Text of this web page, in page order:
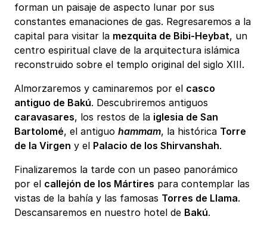
forman un paisaje de aspecto lunar por sus
constantes emanaciones de gas. Regresaremos a la
capital para visitar la mezquita de Bibi-Heybat, un
centro espiritual clave de la arquitectura islámica
reconstruido sobre el templo original del siglo XIII.
Almorzaremos y caminaremos por el casco
antiguo de Bakú. Descubriremos antiguos
caravasares, los restos de la iglesia de San
Bartolomé, el antiguo hammam, la histórica Torre
de la Virgen y el Palacio de los Shirvanshah.
Finalizaremos la tarde con un paseo panorámico
por el callejón de los Mártires para contemplar las
vistas de la bahía y las famosas Torres de Llama.
Descansaremos en nuestro hotel de Bakú.